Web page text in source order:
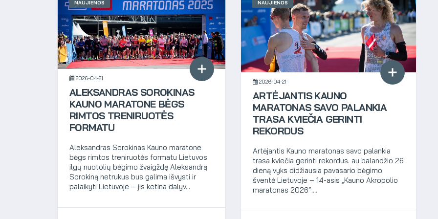
NAUJIENOS
2026-04-21
​ALEKSANDRAS SOROKINAS
KAUNO MARATONE BĖGS
RIMTOS TRENIRUOTĖS
FORMATU
​Aleksandras Sorokinas Kauno maratone
bėgs rimtos treniruotės formatu Lietuvos
ilgų nuotolių bėgimo žvaigždę Aleksandrą
Sorokiną netrukus bus galima išvysti ir
palaikyti Lietuvoje – jis ketina dalyv...
NAUJIENOS
2026-04-21
ARTĖJANTIS KAUNO
MARATONAS SAVO PALANKIA
TRASA KVIEČIA GERINTI
REKORDUS
Artėjantis Kauno maratonas savo palankia
trasa kviečia gerinti rekordus. au balandžio 26
dieną vyks didžiausia pavasario bėgimo
šventė Lietuvoje – 14-asis „Kauno Akropolio
maratonas 2026“....